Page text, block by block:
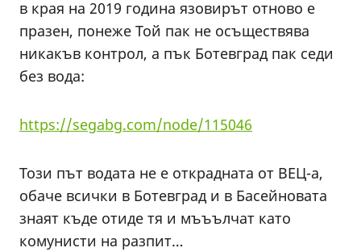
в края на 2019 година язовирът отново е
празен, понеже Той пак не осъществява
никакъв контрол, а пък Ботевград пак седи
без вода:
https://segabg.com/node/115046
Този път водата не е открадната от ВЕЦ-а,
обаче всички в Ботевград и в Басейновата
знаят къде отиде тя и мъъълчат като
комунисти на разпит…